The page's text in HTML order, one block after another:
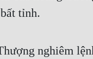
tỉnh.
nghiêm